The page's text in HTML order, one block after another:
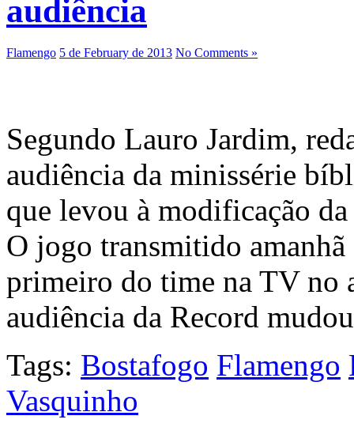
audiência
Flamengo 5 de February de 2013 No Comments »
Segundo Lauro Jardim,
audiência da minissérie
que levou à modificação
O jogo transmitido
primeiro do time na TV no
audiência da Record
Tags: Bostafogo Flamengo
Vasquinho